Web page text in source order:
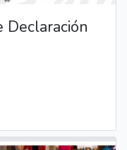
Declaración